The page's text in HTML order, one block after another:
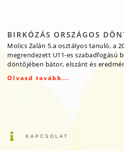
BIRKÓZÁS ORSZÁGOS
Molics Zalán 5.a osztályos tanuló, a
megrendezett U11-es szabadfogású
döntőjében bátor, elszánt és
Olvasd tovább...
KAPCSOLAT